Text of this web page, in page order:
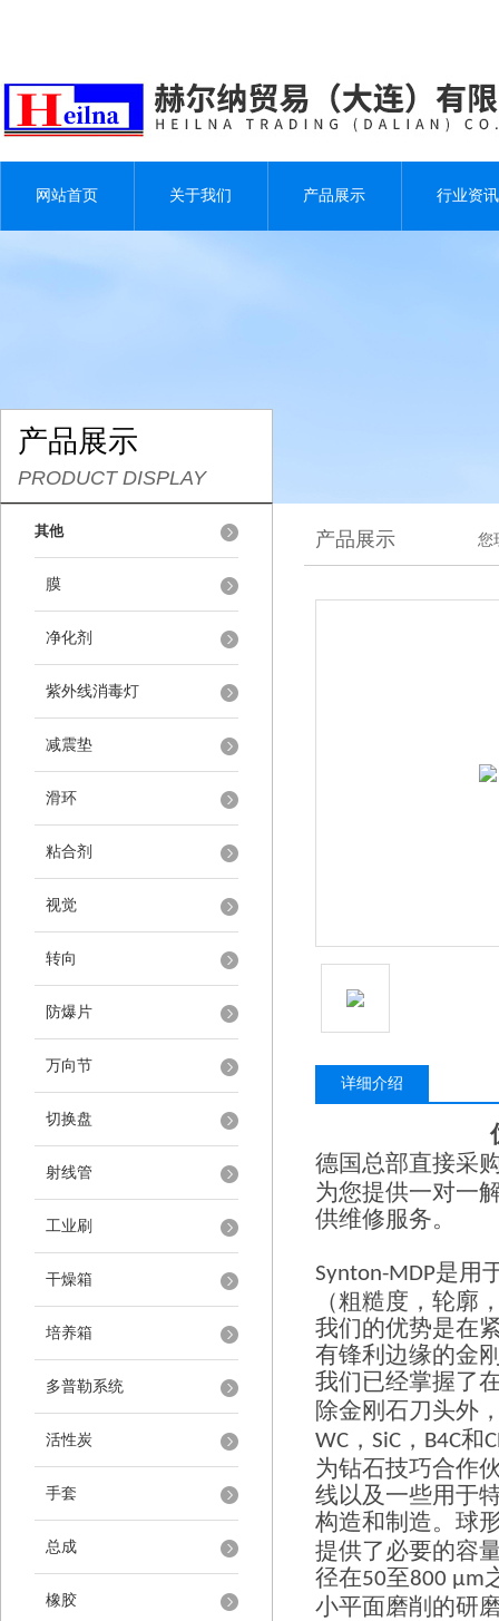
网站首页 关于我们 产品展示 行业资讯
产品展示
PRODUCT DISPLAY
其他
膜
净化剂
紫外线消毒灯
减震垫
滑环
粘合剂
视觉
转向
防爆片
万向节
切换盘
射线管
工业刷
干燥箱
培养箱
多普勒系统
活性炭
手套
总成
橡胶
产品展示 您
详细介绍
德国总部直接采
为您提供一对一
供维修服务。
Synton-MDP是用
（粗糙度，轮廓
我们的优势是在
有锋利边缘的金
我们已经掌握了
除金刚石刀头外
WC ， SiC ， B4C和
为钻石技巧合作
线以及一些用于
构造和制造。 球
提供了必要的容
径在50至800 µm
小平面磨削的研